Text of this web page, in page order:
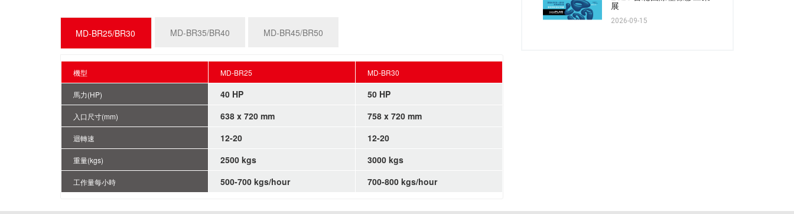
MD-BR25/BR30 MD-BR35/BR40 MD-BR45/BR50
機型 MD-BR25 MD-BR30
馬力(HP) 40 HP 50 HP
入口尺寸(mm) 638 x 720 mm 758 x 720 mm
迴轉速 12-20 12-20
重量(kgs) 2500 kgs 3000 kgs
工作量每小時 500-700 kgs/hour 700-800 kgs/hour
展
2026-09-15